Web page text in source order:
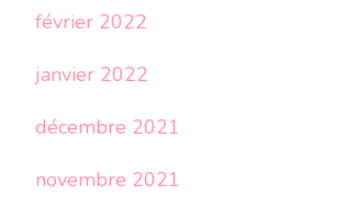
février 2022
janvier 2022
décembre 2021
novembre 2021